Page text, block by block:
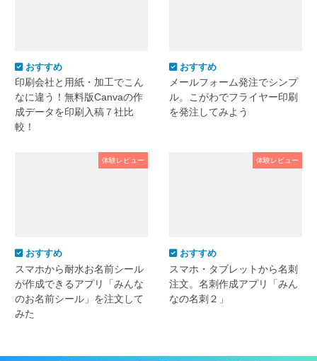
おすすめ
印刷会社と用紙・加工でこん
なに違う！無料版Canvaの作
成データを印刷入稿７社比
較！
おすすめ
メールフォーム発注でシンプ
ル。こがわでフライヤー印刷
を発注してみよう
体験レビュー
おすすめ
スマホから耐水お名前シール
が作成できるアプリ「みんな
のお名前シール」を注文して
みた
体験レビュー
おすすめ
スマホ・タブレットから名刺
注文。名刺作成アプリ「みん
なの名刺２」